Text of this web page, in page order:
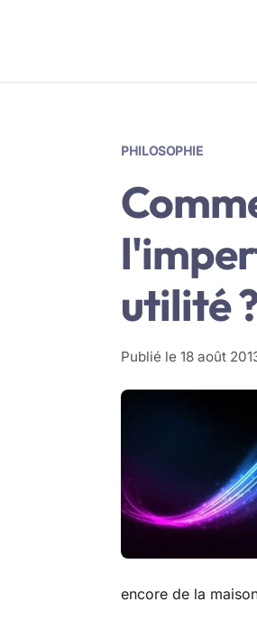
PHILOSOPHIE
utilité
Publié le 18 août
encore de la